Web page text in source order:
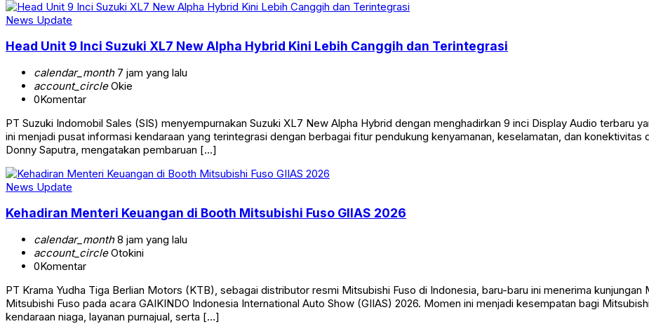
News Update
Head Unit 9 Inci Suzuki XL7 New Alpha Hybrid Kini Lebih Canggih dan Terintegrasi
calendar_month7 jam yang lalu
account_circleOkie
0Komentar
PT Suzuki Indomobil Sales (SIS) menyempurnakan Suzuki XL7 New Alpha Hybrid dengan menghadirkan 9 inci Display Audio terbaru
ini menjadi pusat informasi kendaraan yang terintegrasi dengan berbagai fitur pendukung kenyamanan, keselamatan, dan
Donny Saputra, mengatakan pembaruan […]
News Update
Kehadiran Menteri Keuangan di Booth Mitsubishi Fuso GIIAS 2026
calendar_month8 jam yang lalu
account_circleOtokini
0Komentar
PT Krama Yudha Tiga Berlian Motors (KTB), sebagai distributor resmi Mitsubishi Fuso di Indonesia, baru-baru ini menerima kunjungan
Mitsubishi Fuso pada acara GAIKINDO Indonesia International Auto Show (GIIAS) 2026. Momen ini menjadi kesempatan bagi
kendaraan niaga, layanan purnajual, serta […]